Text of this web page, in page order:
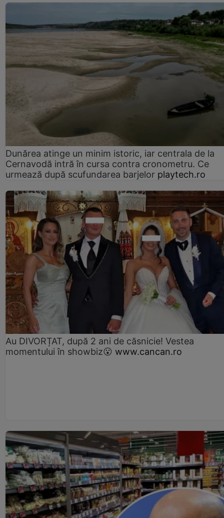
Dunărea atinge un minim istoric, iar centrala de la
Cernavodă intră în cursa contra cronometru. Ce
urmează după scufundarea barjelor playtech.ro
Au DIVORȚAT, după 2 ani de căsnicie! Vestea
momentului în showbiz😮 www.cancan.ro